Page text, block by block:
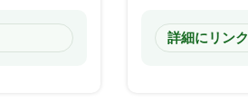
詳細にリンク